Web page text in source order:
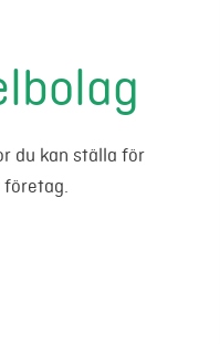
du kan ställa för